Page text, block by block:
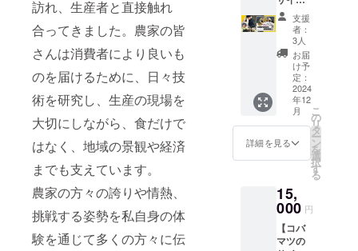
訪れ、生産者と直接触れ
合ってきました。農家の皆
さんは消費者により良いも
のを届けるために、日々技
術を研究し、生産の現場を
大切にしながら、食だけで
はなく、地域の景観や経済
までも支えています。
農家の方々の誇りや情熱、
挑戦する姿勢を私自身の体
験を通じて多くの方々に伝
参加ご
希望の
方はア
カウン
トをお
教え下
さい
らも情
報発信
が可能
です！
皆で楽
しく農
業トー
クをし
ましょ
う！ ④
番外
り、推
し農家
子 ▼リ
ターン
プ】 〇
リター
ン〇 ①
コバマ
ツサイ
ン入り
「フ
リーラ
ンス農
家の働
き方と
メッ
セー
ジ。 ③
クロー
ズドの
入り書
籍1冊×
番外編
推し農
家電子
冊子×沖
縄県宜
野座
村 渡
久地さ
んの情
熱黒
糖！
コバマ
ツのサ
イン入
り書
籍！】
支援
者：
3人
お届
け予
定：
2024
年12
月
詳細を見る
こ
の
リ
タ
ー
ン
を
選
択
す
る
15,
000 円
【コバ
マツの